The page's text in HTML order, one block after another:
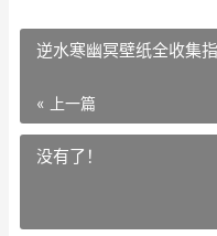
逆水寒幽冥壁纸全收集
« 上一篇
没有了！